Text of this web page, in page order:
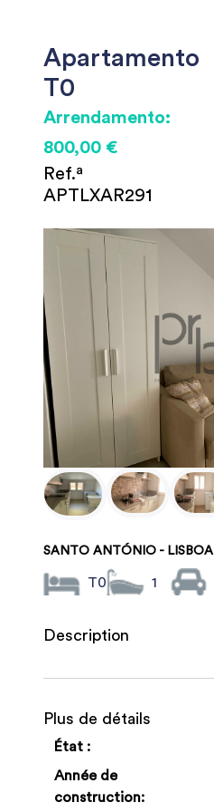
Apartamento
T0
Arrendamento:
800,00 €
Ref.ª
APTLXAR291
SANTO ANTÓNIO - LISBOA
T0 1
Description
Plus de détails
État :
Année de
construction: